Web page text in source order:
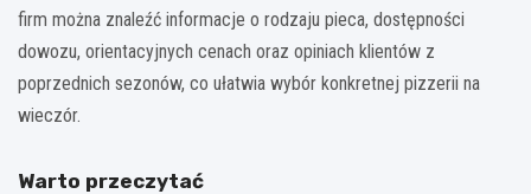
firm można znaleźć informacje o rodzaju pieca, dostępności
dowozu, orientacyjnych cenach oraz opiniach klientów z
poprzednich sezonów, co ułatwia wybór konkretnej pizzerii na
wieczór.
Warto przeczytać